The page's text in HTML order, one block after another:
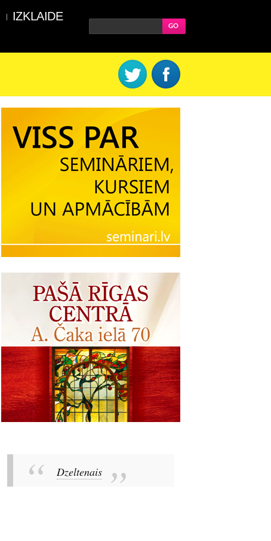
IZKLAIDE
Dzeltenais